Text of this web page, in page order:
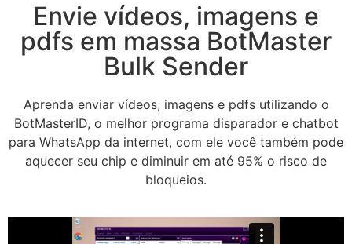
Envie vídeos, imagens e
pdfs em massa BotMaster
Bulk Sender
Aprenda enviar vídeos, imagens e pdfs utilizando o
BotMasterID, o melhor programa disparador e chatbot
para WhatsApp da internet, com ele você também pode
aquecer seu chip e diminuir em até 95% o risco de
bloqueios.